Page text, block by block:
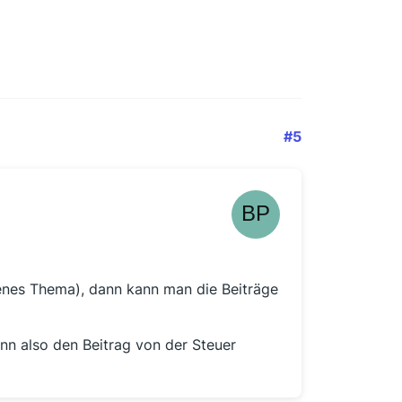
#5
Thema), dann kann man die Beiträge
also den Beitrag von der Steuer